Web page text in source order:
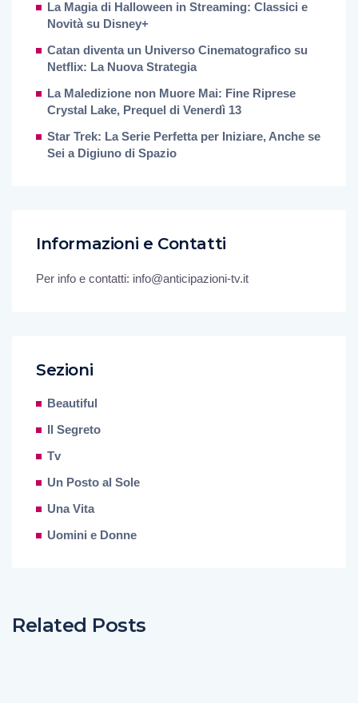
La Magia di Halloween in Streaming: Classici e
Novità su Disney+
Catan diventa un Universo Cinematografico su
Netflix: La Nuova Strategia
La Maledizione non Muore Mai: Fine Riprese
Crystal Lake, Prequel di Venerdì 13
Star Trek: La Serie Perfetta per Iniziare, Anche se
Sei a Digiuno di Spazio
Informazioni e Contatti
Per info e contatti: info@anticipazioni-tv.it
Sezioni
Beautiful
Il Segreto
Tv
Un Posto al Sole
Una Vita
Uomini e Donne
Related Posts